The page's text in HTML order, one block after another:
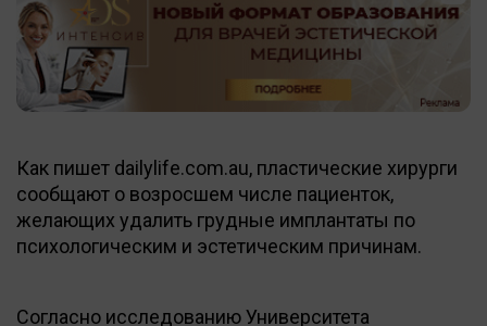
Как пишет dailylife.com.au, пластические хирурги
сообщают о возросшем числе пациенток,
желающих удалить грудные имплантаты по
психологическим и эстетическим причинам.
Согласно исследованию Университета